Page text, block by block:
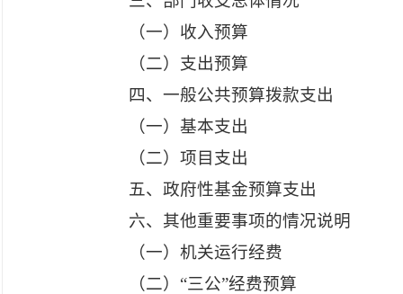
（一）收入预算
（二）支出预算
四、一般公共预算拨款支出
（一）基本支出
（二）项目支出
五、政府性基金预算支出
六、其他重要事项的情况说明
（一）机关运行经费
（二） “三公”经费预算